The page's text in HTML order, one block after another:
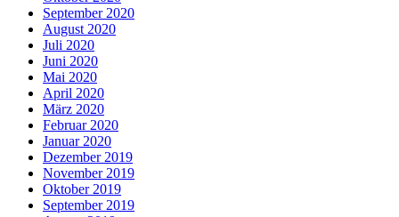
September 2020
August 2020
Juli 2020
Juni 2020
Mai 2020
April 2020
März 2020
Februar 2020
Januar 2020
Dezember 2019
November 2019
Oktober 2019
September 2019